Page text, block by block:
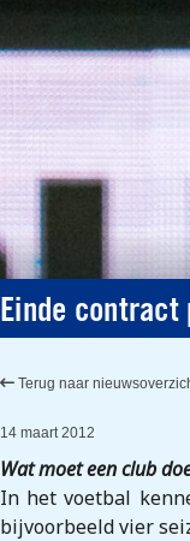
Einde contract
Terug naar
14 maart 2012
Wat moet een club
In het voetbal
bijvoorbeeld vier